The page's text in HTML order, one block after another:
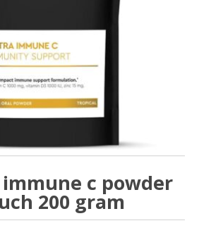
c powder
200 gram